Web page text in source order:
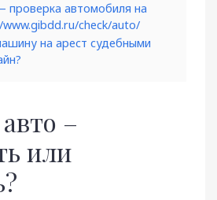
автомобиля на
check/auto/
на арест судебными
–
или